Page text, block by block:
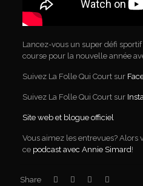
Lancez-vous un super défi
course pour la nouvelle année
Suivez La Folle Qui Court sur
Suivez La Folle Qui Court sur
Site web et blogue officiel
Vous aimez les entrevues?
ce podcast avec Annie Simard!
Share